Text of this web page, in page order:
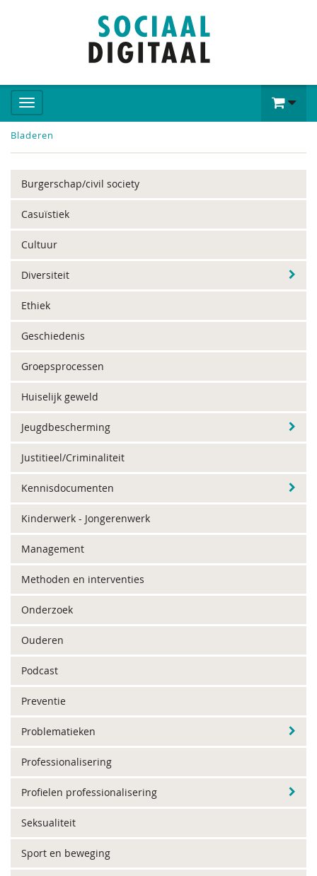
Bladeren
Burgerschap/civil society
Casuïstiek
Cultuur
Diversiteit
Ethiek
Geschiedenis
Groepsprocessen
Huiselijk geweld
Jeugdbescherming
Justitieel/Criminaliteit
Kennisdocumenten
Kinderwerk - Jongerenwerk
Management
Methoden en interventies
Onderzoek
Ouderen
Podcast
Preventie
Problematieken
Professionalisering
Profielen professionalisering
Seksualiteit
Sport en beweging